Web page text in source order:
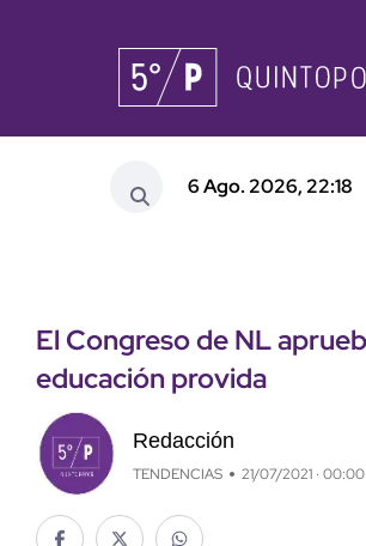
6 Ago. 2026, 22:18
El Congreso de NL
educación provida
Redacción
TENDENCIAS 21/07/2021 ·